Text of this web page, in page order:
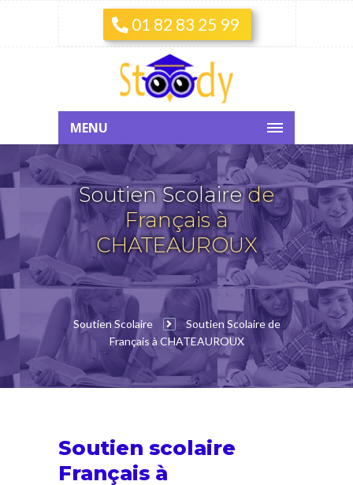
01 82 83 25 99
MENU
Soutien Scolairede
Français à
CHATEAUROUX
Soutien Scolaire
Soutien Scolaire de
Français à CHATEAUROUX
Soutien scolaire
Français à